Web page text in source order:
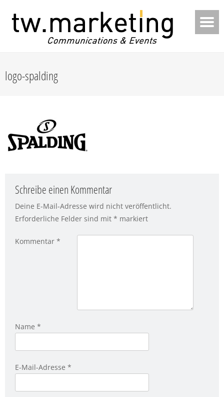
logo-spalding
Schreibe einen Kommentar
Deine E-Mail-Adresse wird nicht veröffentlicht.
Erforderliche Felder sind mit * markiert
Kommentar *
Name *
E-Mail-Adresse *